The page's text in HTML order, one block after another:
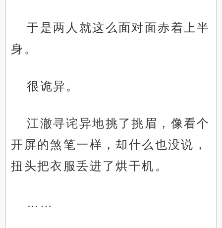
于是两人就这么面对面赤着上半
身。
很诡异。
江澈寻诧异地挑了挑眉，像看个
开屏的煞笔一样，却什么也没说，
扭头把衣服丢进了烘干机。
……